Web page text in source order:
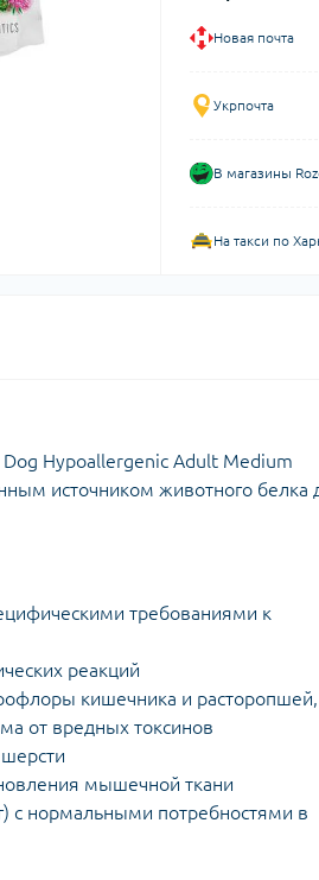
Новая почта
Укрпочта
В магазины
На такси по
Hypoallergenic Adult Medium
источником животного белка
требованиями к
реакций
кишечника и расторопшей,
от вредных токсинов
мышечной ткани
с нормальными потребностями в